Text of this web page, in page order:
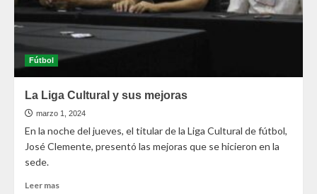
Fútbol
La Liga Cultural y sus mejoras
marzo 1, 2024
En la noche del jueves, el titular de la Liga Cultural de fútbol,
José Clemente, presentó las mejoras que se hicieron en la
sede.
Leer mas